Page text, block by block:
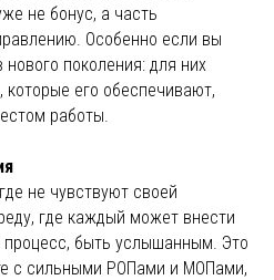
не бонус, а часть
Особенно если вы
нового поколения: для них
его обеспечивают,
работы.
не чувствуют своей
где каждый может внести
быть услышанным. Это
с сильными РОПами и МОПами,